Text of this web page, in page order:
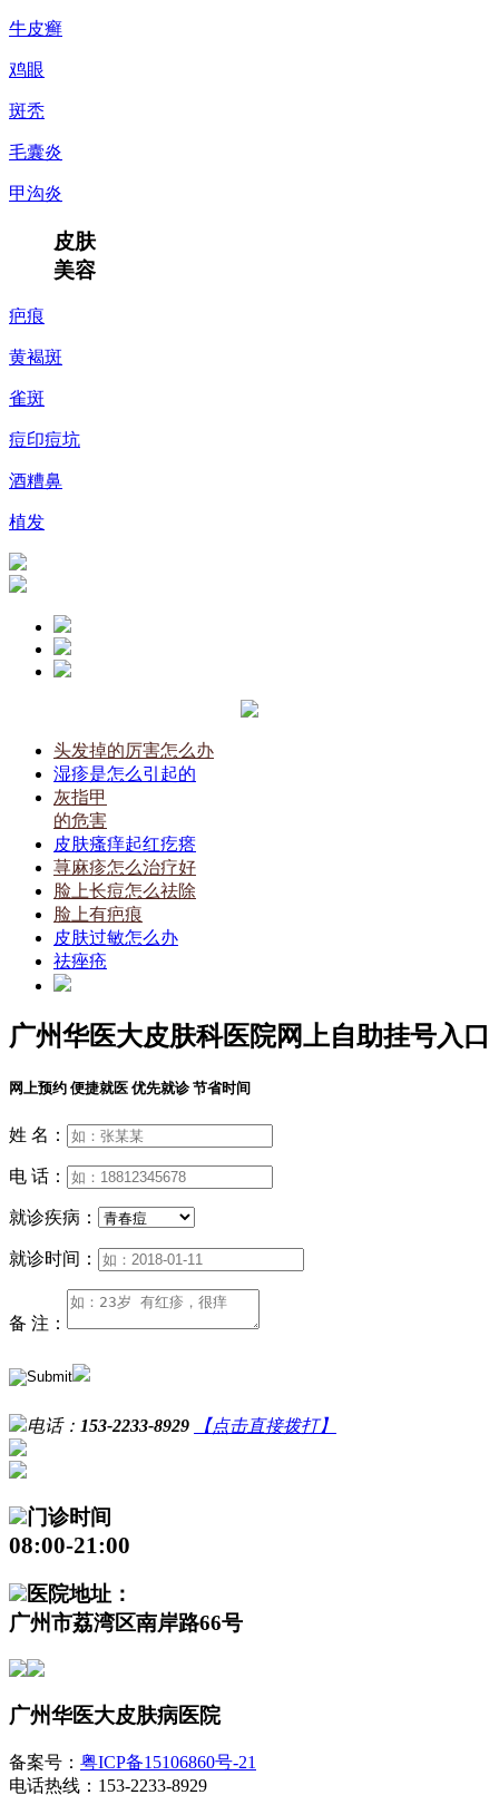
牛皮癣
鸡眼
斑秃
毛囊炎
甲沟炎
皮肤
美容
疤痕
黄褐斑
雀斑
痘印痘坑
酒糟鼻
植发
头发掉的厉害怎么办
湿疹是怎么引起的
灰指甲
的危害
皮肤瘙痒起红疙瘩
荨麻疹怎么治疗好
脸上长痘怎么祛除
脸上有疤痕
皮肤过敏怎么办
祛痤疮
广州华医大皮肤科医院网上自助挂号入口
网上预约 便捷就医 优先就诊 节省时间
姓 名：
电 话：
就诊疾病：
就诊时间：
备 注：
电话： 153-2233-8929 【点击直接拨打】
门诊时间
08:00-21:00
医院地址：
广州市荔湾区南岸路66号
广州华医大皮肤病医院
备案号： 粤ICP备15106860号-21
电话热线：153-2233-8929